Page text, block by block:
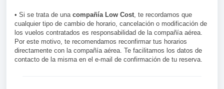
• Si se trata de una compañía Low Cost, te recordamos que
cualquier tipo de cambio de horario, cancelación o modificación de
los vuelos contratados es responsabilidad de la compañía aérea.
Por este motivo, te recomendamos reconfirmar tus horarios
directamente con la compañía aérea. Te facilitamos los datos de
contacto de la misma en el e-mail de confirmación de tu reserva.